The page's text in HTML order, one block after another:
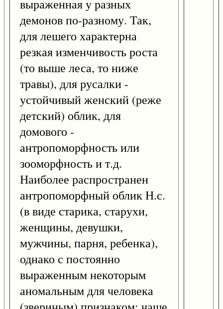
выраженная у разных
демонов по-разному. Так,
для лешего характерна
резкая изменчивость роста
(то выше леса, то ниже
травы), для русалки -
устойчивый женский (реже
детский) облик, для
домового -
антропоморфность или
зооморфность и т.д.
Наиболее распространен
антропоморфный облик Н.с.
(в виде старика, старухи,
женщины, девушки,
мужчины, парня, ребенка),
однако с постоянно
выраженным некоторым
аномальным для человека